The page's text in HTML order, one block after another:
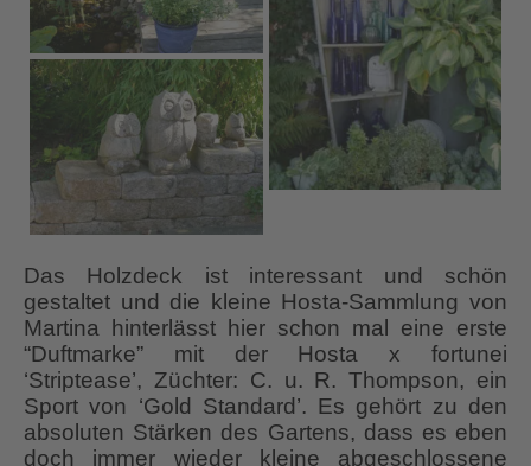
Das Holzdeck ist interessant und schön
gestaltet und die kleine Hosta-Sammlung von
Martina hinterlässt hier schon mal eine erste
“Duftmarke” mit der Hosta x fortunei
‘Striptease’, Züchter: C. u. R. Thompson, ein
Sport von ‘Gold Standard’. Es gehört zu den
absoluten Stärken des Gartens, dass es eben
doch immer wieder kleine abgeschlossene